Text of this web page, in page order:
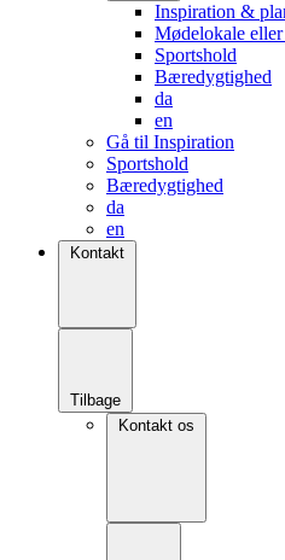
Inspiration &
Mødelokale
Sportshold
Bæredygtighed
da
en
Gå til Inspiration
Sportshold
Bæredygtighed
da
en
Kontakt
Tilbage
Kontakt os